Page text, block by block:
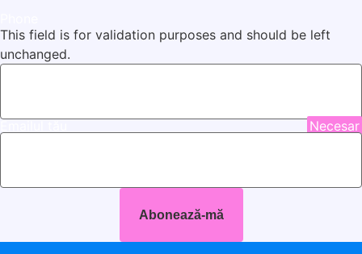
This field is for validation purposes and should be left
unchanged.
Necesar
Abonează-mă